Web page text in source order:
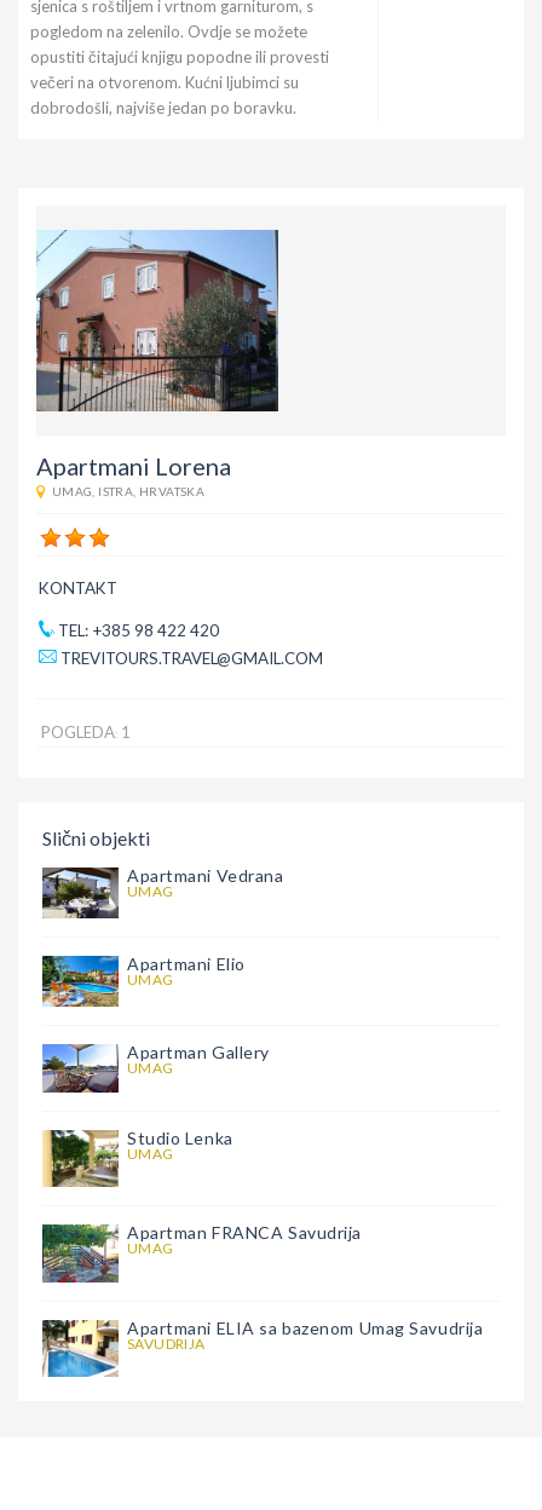
sjenica s roštiljem i vrtnom garniturom, s
pogledom na zelenilo. Ovdje se možete
opustiti čitajući knjigu popodne ili provesti
večeri na otvorenom. Kućni ljubimci su
dobrodošli, najviše jedan po boravku.
Apartmani Lorena
UMAG ISTRA HRVATSKA
KONTAKT
TEL: +385 98 422 420
TREVITOURS.TRAVEL@GMAIL.COM
POGLEDA: 1
Slični objekti
Apartmani Vedrana
UMAG
Apartmani Elio
UMAG
Apartman Gallery
UMAG
Studio Lenka
UMAG
Apartman FRANCA Savudrija
UMAG
Apartmani ELIA sa bazenom Umag Savudrija
SAVUDRIJA